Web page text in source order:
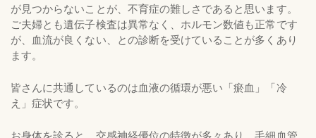
が見つからないことが、不育症の難しさであると思います。
ご夫婦とも遺伝子検査は異常なく、ホルモン数値も正常です
が、血流が良くない、との診断を受けていることが多くあり
ます。
皆さんに共通しているのは血液の循環が悪い「瘀血」「冷
え」症状です。
お身体を診ると、交感神経優位の特徴が多々あり、毛細血管